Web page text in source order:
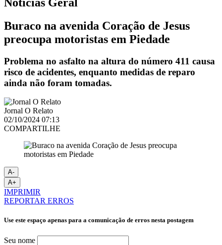
Buraco na avenida Coração de Jesus
preocupa motoristas em Piedade
Problema no asfalto na altura do número 411 causa
risco de acidentes, enquanto medidas de reparo
ainda não foram tomadas.
Jornal O Relato
02/10/2024 07:13
COMPARTILHE
A-
A+
IMPRIMIR
REPORTAR ERROS
Use este espaço apenas para a comunicação de erros nesta postagem
Seu nome